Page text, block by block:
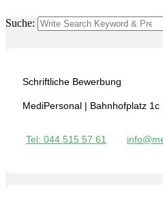
Suche:
Schriftliche Bewerbung
MediPersonal | Bahnhofplatz 1c
Tel: 044 515 57 61